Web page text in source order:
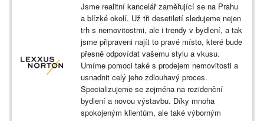
Jsme realitní kancelář zaměřující se na Prahu
a blízké okolí. Už tři desetiletí sledujeme nejen
trh s nemovitostmi, ale i trendy v bydlení, a tak
jsme připraveni najít to pravé místo, které bude
přesně odpovídat vašemu stylu a vkusu.
Umíme pomoci také s prodejem nemovitosti a
usnadnit celý jeho zdlouhavý proces.
Specializujeme se zejména na rezidenční
bydlení a novou výstavbu. Díky mnoha
spokojeným klientům, ale také výborným